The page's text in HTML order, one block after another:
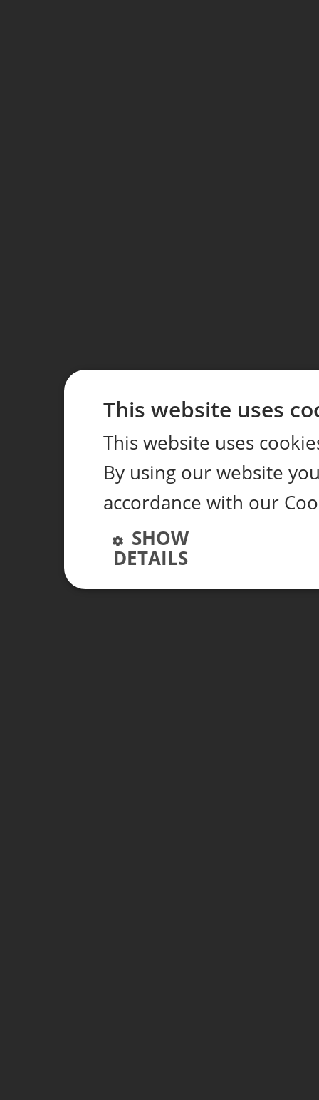
This website uses
This website uses
By using our website
accordance with our
SHOW
DETAILS